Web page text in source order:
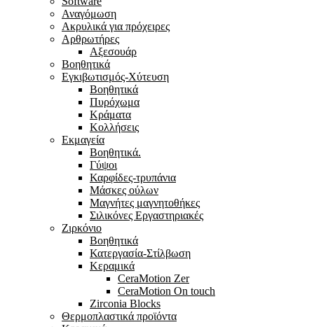
Αναγόμωση
Ακρυλικά για πρόχειρες
Αρθρωτήρες
Αξεσουάρ
Βοηθητικά
Εγκιβωτισμός-Xύτευση
Βοηθητικά
Πυρόχωμα
Κράματα
Κολλήσεις
Εκμαγεία
Βοηθητικά.
Γύψοι
Καρφίδες-τρυπάνια
Μάσκες ούλων
Μαγνήτες μαγνητοθήκες
Σιλικόνες Εργαστηριακές
Ζιρκόνιο
Βοηθητικά
Κατεργασία-Στίλβωση
Κεραμικά
CeraMotion Zer
CeraMotion On touch
Zirconia Blocks
Θερμοπλαστικά προϊόντα